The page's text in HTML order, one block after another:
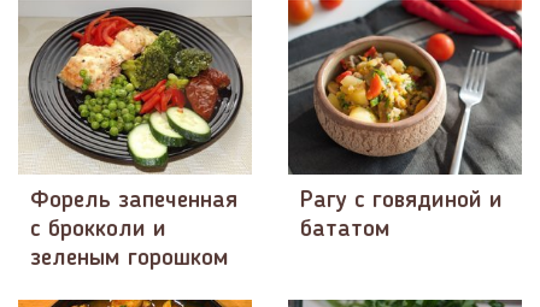
Форель запеченная
с брокколи и
зеленым горошком
Рагу с говядиной и
бататом